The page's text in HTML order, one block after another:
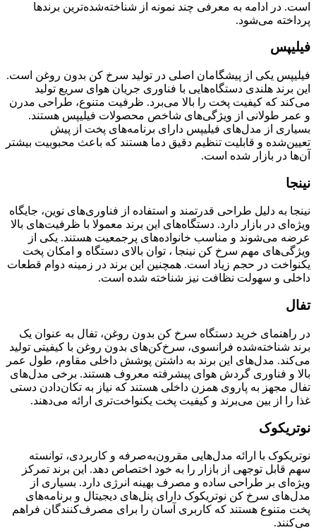
است. در ادامه به معرفی چند نمونه از شناخته‌شده‌ترین برندها
پرداخته می‌شود.
فیلیپس
فیلیپس یکی از پیشگامان اصلی در تولید سرخ کن بدون روغن است.
این برند هلندی دستگاه‌هایی با فناوری جریان هوای سریع تولید
می‌کند که کیفیت پخت را بالا می‌برد. ظرفیت متنوع، طراحی مدرن
و عمر طولانی از ویژگی‌های شاخص محصولات فیلیپس هستند.
بسیاری از مدل‌های فیلیپس دارای برنامه‌های پخت از پیش
تعیین‌شده و قابلیت تنظیم دقیق دما هستند که باعث محبوبیت بیشتر
آن‌ها در بازار شده است.
نینجا
نینجا به دلیل طراحی قدرتمند و استفاده از فناوری‌های نوین، جایگاه
ویژه‌ای در بازار دارد. دستگاه‌های این برند معمولا با ظرفیت‌های بالا
عرضه می‌شوند و مناسب خانواده‌های پرجمعیت هستند. یکی از
ویژگی‌های مهم سرخ کن نینجا ، توان بالای دستگاه و امکان پخت
یکنواخت در حجم زیاد است. همچنین این برند در زمینه دوام قطعات
داخلی و سهولت نظافت نیز شناخته شده است.
تفال
در راهنمای خرید دستگاه سرخ کن بدون روغن، تفال به عنوان یک
برند شناخته‌شده فرانسوی، سرخ‌کن‌های بدون روغن با کیفیتی تولید
می‌کند. مدل‌های این برند به داشتن پوشش داخلی مقاوم، طول عمر
بالا و فناوری گردش هوای پیشرفته معروف هستند. برخی مدل‌های
تفال مجهز به پاروی همزن داخلی هستند که نیاز به تکان‌دادن دستی
غذا را از بین می‌برند و کیفیت پخت یکنواخت‌تری ارائه می‌دهند.
نوتریکوک
نوتریکوک با ارائه مدل‌هایی مقرون‌به‌صرفه و کاربردی، توانسته
سهم قابل توجهی از بازار را به خود اختصاص دهد. این برند تمرکز
ویژه‌ای بر طراحی ساده و مصرف بهینه انرژی دارد. بسیاری از
مدل‌های سرخ کن نوتریکوک دارای پنل‌های دیجیتال و برنامه‌های
پخت متنوع هستند که کاربری آسان را برای مصرف‌کنندگان فراهم
می‌کنند.